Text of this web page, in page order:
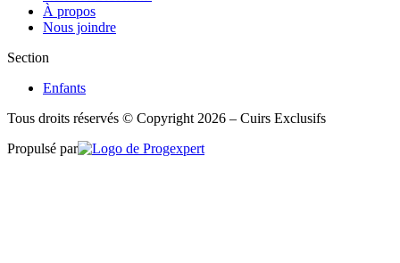
À propos
Nous joindre
Section
Enfants
Tous droits réservés © Copyright 2026 – Cuirs Exclusifs
Propulsé par